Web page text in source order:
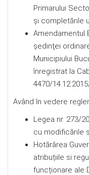
Primarului
și completările
Amendamentul
şedinţei
Municipiului
înregistrat la
4470/14.12.2015;
Având în vedere
Legea nr. 273/
cu modificările
Hotărârea
atribuțiile si
funcționare ale